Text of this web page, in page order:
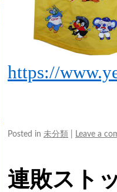
https://
Posted in 未分類 Leave a
連敗スト